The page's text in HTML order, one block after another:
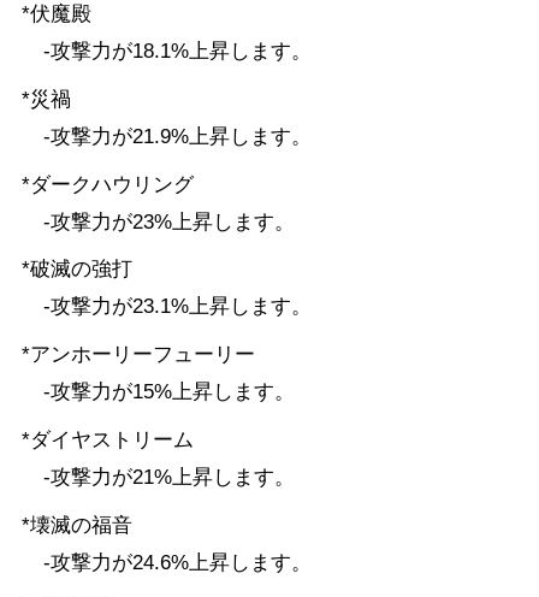
*伏魔殿
-攻撃力が18.1%上昇します。
*災禍
-攻撃力が21.9%上昇します。
*ダークハウリング
-攻撃力が23%上昇します。
*破滅の強打
-攻撃力が23.1%上昇します。
*アンホーリーフューリー
-攻撃力が15%上昇します。
*ダイヤストリーム
-攻撃力が21%上昇します。
*壊滅の福音
-攻撃力が24.6%上昇します。